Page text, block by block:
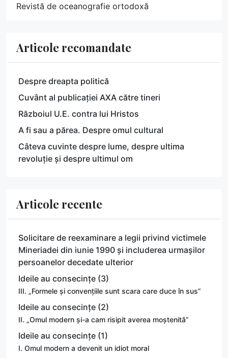
Revistă de oceanografie ortodoxă
Articole recomandate
Despre dreapta politică
Cuvânt al publicației AXA către tineri
Războiul U.E. contra lui Hristos
A fi sau a părea. Despre omul cultural
Câteva cuvinte despre lume, despre ultima
revoluție și despre ultimul om
Articole recente
Solicitare de reexaminare a legii privind victimele
Mineriadei din iunie 1990 și includerea urmașilor
persoanelor decedate ulterior
Ideile au consecințe (3)
III. „Formele și convențiile sunt scara care duce în sus”
Ideile au consecințe (2)
II. „Omul modern și-a cam risipit averea moștenită”
Ideile au consecințe (1)
I. Omul modern a devenit un idiot moral